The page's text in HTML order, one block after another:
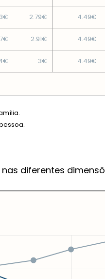
2.79€ 4.49€
2.91€ 4.49€
3€ 4.49€
diferentes